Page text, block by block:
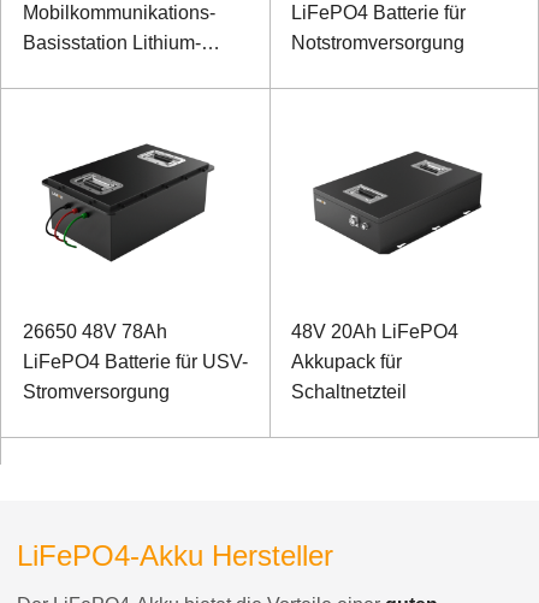
Mobilkommunikations-
Basisstation Lithium-
LiFePO4 Batterie für
Notstromversorgung
26650 48V 78Ah
LiFePO4 Batterie für USV-
Stromversorgung
48V 20Ah LiFePO4
Akkupack für
Schaltnetzteil
LiFePO4-Akku Hersteller